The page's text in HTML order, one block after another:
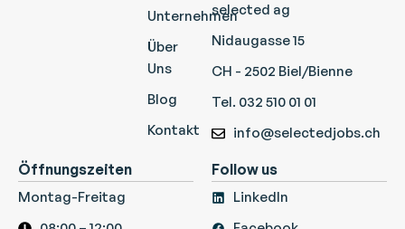
Unternehmen
Über
Uns
Blog
Kontakt
selected ag
Nidaugasse 15
CH - 2502 Biel/Bienne
Tel. 032 510 01 01
info@selectedjobs.ch
Öffnungszeiten
Montag-Freitag
Follow us
LinkedIn